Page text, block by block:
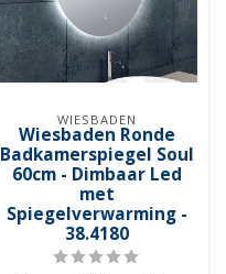
WIESBADEN
Wiesbaden Ronde
Badkamerspiegel Soul
60cm - Dimbaar Led
met
Spiegelverwarming -
38.4180